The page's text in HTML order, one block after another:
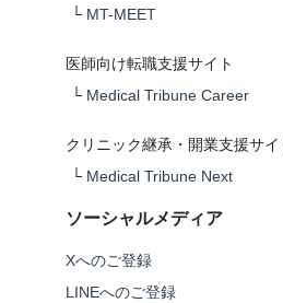
└ MT-MEET
医師向け転職支援サイト
└ Medical Tribune Career
クリニック継承・開業支援サイ
└ Medical Tribune Next
ソーシャルメディア
Xへのご登録
LINEへのご登録